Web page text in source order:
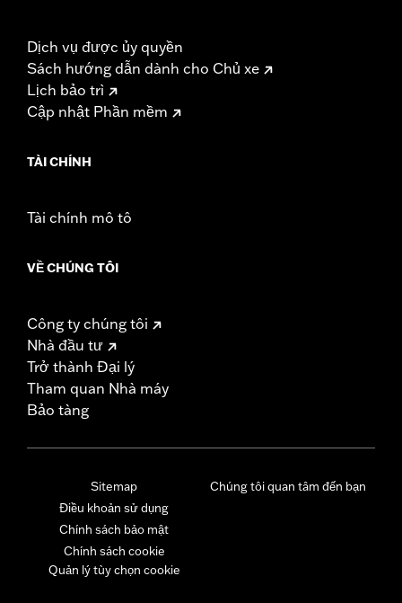
Dịch vụ được ủy quyền
Sách hướng dẫn dành cho Chủ xe
Lịch bảo trì
Cập nhật Phần mềm
TÀI CHÍNH
Tài chính mô tô
VỀ CHÚNG TÔI
Công ty chúng tôi
Nhà đầu tư
Trở thành Đại lý
Tham quan Nhà máy
Bảo tàng
Sitemap
Điều khoản sử dụng
Chính sách bảo mật
Chính sách cookie
Quản lý tùy chọn cookie
Chúng tôi quan tâm đến bạn